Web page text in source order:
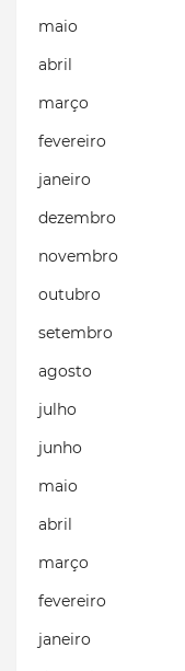
maio
abril
março
fevereiro
janeiro
dezembro
novembro
outubro
setembro
agosto
julho
junho
maio
abril
março
fevereiro
janeiro